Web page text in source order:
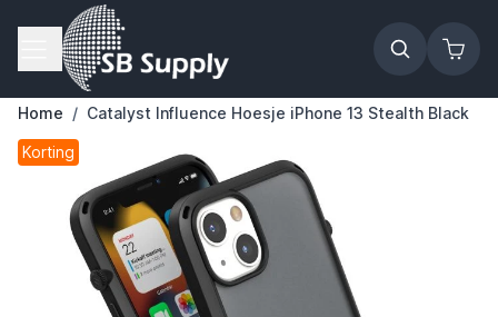
Ga naar de inhoud
Home / Catalyst Influence Hoesje iPhone 13 Stealth Black
Korting